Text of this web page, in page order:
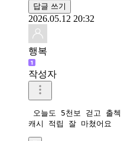
답글 쓰기
2026.05.12 20:32
행복
작성자
오늘도 5천보 걷고 출첵
캐시 적립 잘 마쳤어요